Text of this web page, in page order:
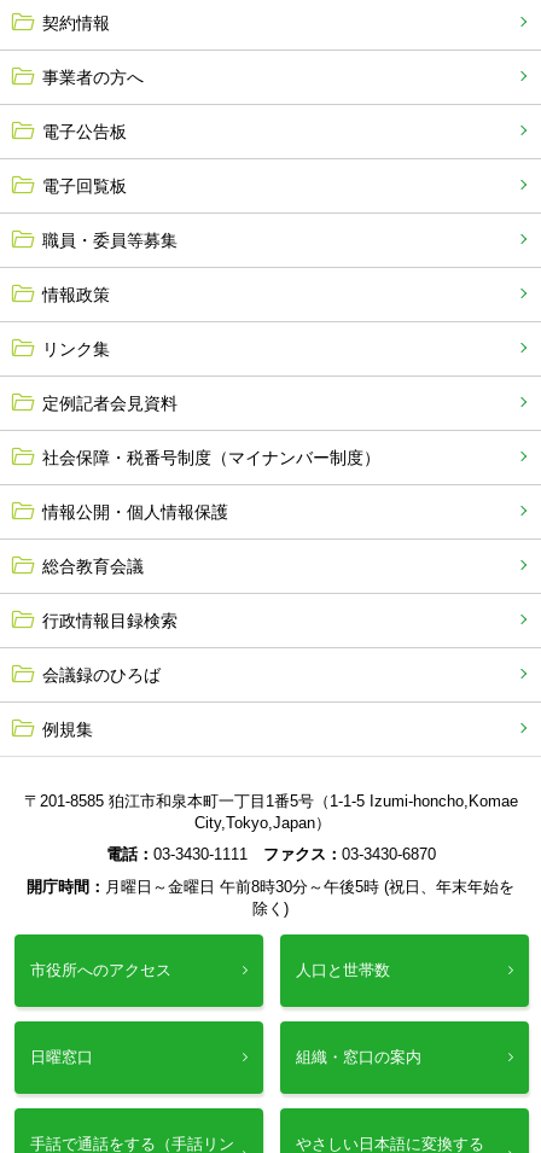
契約情報
事業者の方へ
電子公告板
電子回覧板
職員・委員等募集
情報政策
リンク集
定例記者会見資料
社会保障・税番号制度（マイナンバー制度）
情報公開・個人情報保護
総合教育会議
行政情報目録検索
会議録のひろば
例規集
〒201-8585 狛江市和泉本町一丁目1番5号（1-1-5 Izumi-honcho,Komae
City,Tokyo,Japan）
電話： 03-3430-1111 ファクス： 03-3430-6870
開庁時間： 月曜日～金曜日 午前8時30分～午後5時 (祝日、年末年始を
除く)
市役所へのアクセス 人口と世帯数
日曜窓口 組織・窓口の案内
手話で通話をする（手話リン やさしい日本語に変換する